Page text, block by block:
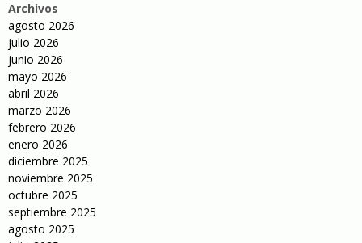
Archivos
agosto 2026
julio 2026
junio 2026
mayo 2026
abril 2026
marzo 2026
febrero 2026
enero 2026
diciembre 2025
noviembre 2025
octubre 2025
septiembre 2025
agosto 2025